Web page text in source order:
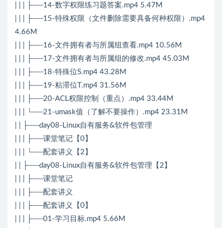
| | | ├──14-数字权限练习题答案.mp4 5.47M
| | | ├──15-特殊权限（文件删除需要具备何种权限）.mp4
4.66M
| | | ├──16-文件拥有者与所属组查看.mp4 10.56M
| | | ├──17-文件拥有者与所属组的修改.mp4 45.03M
| | | ├──18-特殊位S.mp4 43.28M
| | | ├──19-粘滞位T.mp4 31.56M
| | | ├──20-ACL权限控制（重点）.mp4 33.44M
| | | └──21-umask值（了解不要操作）.mp4 23.31M
| | ├──day08-Linux自有服务&软件包管理
| | | ├──课堂笔记【0】
| | | └──配套讲义【2】
| | ├──day08-Linux自有服务&软件包管理【2】
| | | ├──课堂笔记
| | | ├──配套讲义
| | | ├──配套讲义【0】
| | | ├──01-学习目标.mp4 5.66M